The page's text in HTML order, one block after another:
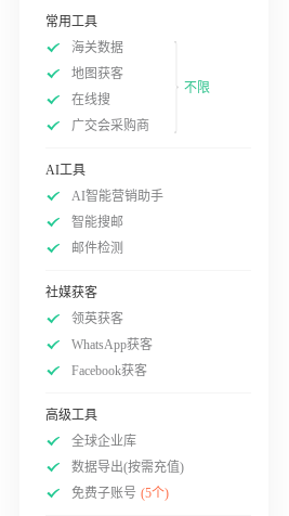
常用工具
海关数据
地图获客
在线搜
广交会采购商
不限
AI工具
AI智能营销助手
智能搜邮
邮件检测
社媒获客
领英获客
WhatsApp获客
Facebook获客
高级工具
全球企业库
数据导出(按需充值)
免费子账号 (5个)